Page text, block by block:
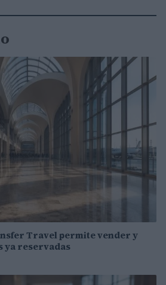
Travel permite vender y
ya reservadas